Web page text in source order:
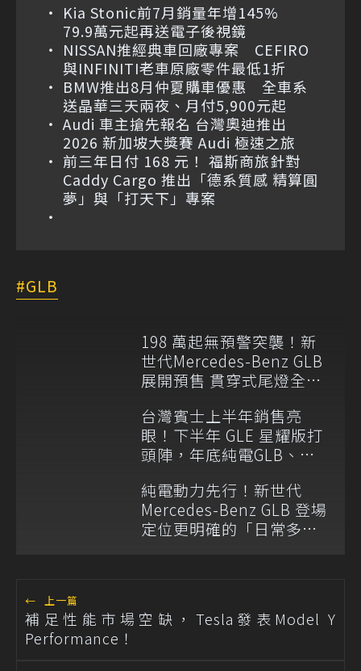
Kia Stonic前7月銷量年增145%
79.9萬元起再送電子後視鏡
NISSAN推經典車回廠專案 CEFIRO
與INFINITI老車原廠零件最低1折
BMW推出8月仲夏購車優惠 全車系
送晶華三天兩夜、月付5,900元起
Audi 車主搶先報名 台灣奧迪推出
2026 新加坡大獎賽 Audi 極速之旅
前三年日付 168 元！ 福斯商旅針對
Caddy Cargo 推出「德系質感 精算圓
夢」與「打天下」專案
GLB
198 萬起無預警突襲！新
世代Mercedes-Benz GLB
展開預售 貫穿式尾燈全球
台灣賓士上半年銷售亮
眼！下半年 GLE 星耀版打
頭陣，年底純電GLB、
純電動力先行！新世代
Mercedes-Benz GLB 登場
定位更明確的「日常多功
← 上一篇
補足性能市場空缺，Tesla發表Model Y
Performance！